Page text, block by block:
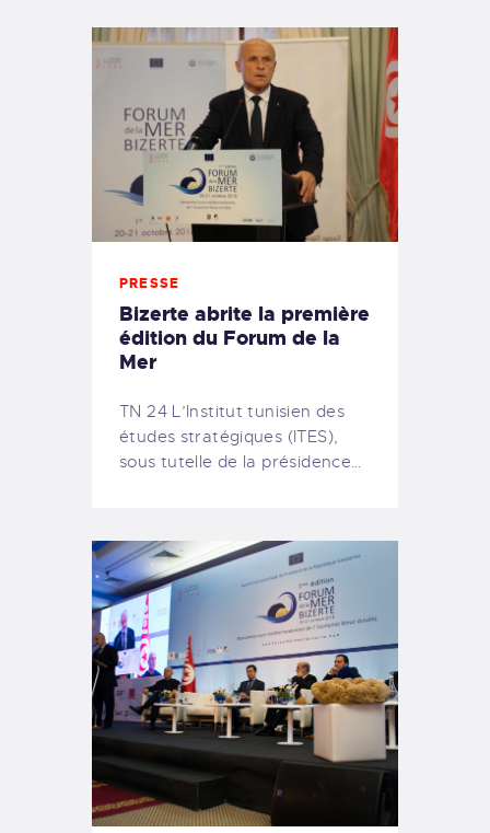
PRESSE
Bizerte abrite la première
édition du Forum de la
Mer
TN 24 L’Institut tunisien des
études stratégiques (ITES),
sous tutelle de la présidence…